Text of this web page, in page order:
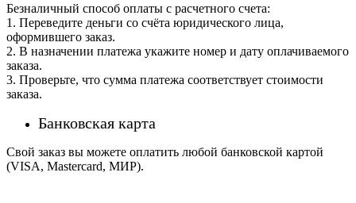
Безналичный способ оплаты с расчетного счета:
1. Переведите деньги со счёта юридического лица,
оформившего заказ.
2. В назначении платежа укажите номер и дату оплачиваемого
заказа.
3. Проверьте, что сумма платежа соответствует стоимости
заказа.
Банковская карта
Свой заказ вы можете оплатить любой банковской картой
(VISA, Mastercard, МИР).